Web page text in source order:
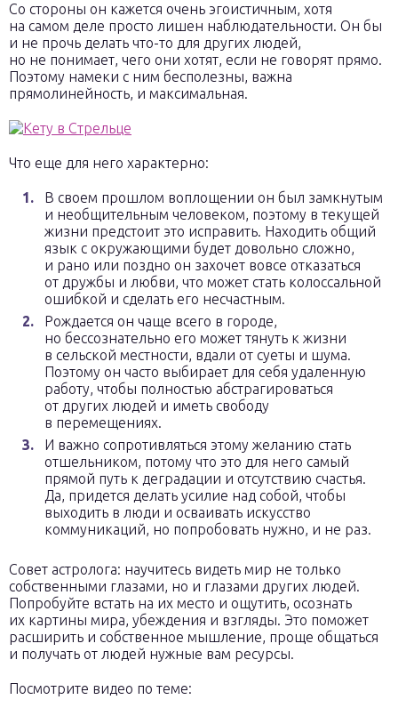
Со стороны он кажется очень эгоистичным, хотя
на самом деле просто лишен наблюдательности. Он бы
и не прочь делать что-то для других людей,
но не понимает, чего они хотят, если не говорят прямо.
Поэтому намеки с ним бесполезны, важна
прямолинейность, и максимальная.
Что еще для него характерно:
В своем прошлом воплощении он был замкнутым
и необщительным человеком, поэтому в текущей
жизни предстоит это исправить. Находить общий
язык с окружающими будет довольно сложно,
и рано или поздно он захочет вовсе отказаться
от дружбы и любви, что может стать колоссальной
ошибкой и сделать его несчастным.
Рождается он чаще всего в городе,
но бессознательно его может тянуть к жизни
в сельской местности, вдали от суеты и шума.
Поэтому он часто выбирает для себя удаленную
работу, чтобы полностью абстрагироваться
от других людей и иметь свободу
в перемещениях.
И важно сопротивляться этому желанию стать
отшельником, потому что это для него самый
прямой путь к деградации и отсутствию счастья.
Да, придется делать усилие над собой, чтобы
выходить в люди и осваивать искусство
коммуникаций, но попробовать нужно, и не раз.
Совет астролога: научитесь видеть мир не только
собственными глазами, но и глазами других людей.
Попробуйте встать на их место и ощутить, осознать
их картины мира, убеждения и взгляды. Это поможет
расширить и собственное мышление, проще общаться
и получать от людей нужные вам ресурсы.
Посмотрите видео по теме: